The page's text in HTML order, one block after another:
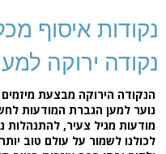
נקודות איסוף
נקודה ירוקה
הנקודה הירוקה מבצעת
נוער למען הגברת המודעות
מודעות מגיל צעיר, להתנהלות
לכולנו לשמור על עולם טוב